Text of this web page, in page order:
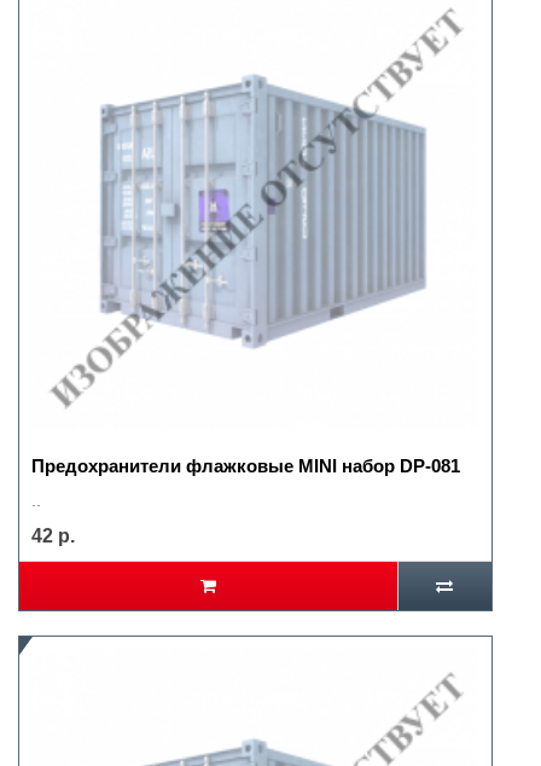
Предохранители флажковые MINI набор DP-081
42 р.